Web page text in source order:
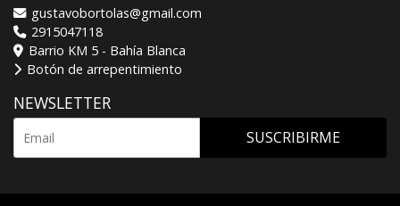
gustavobortolas@gmail.com
2915047118
Barrio KM 5 - Bahía Blanca
Botón de arrepentimiento
NEWSLETTER
SUSCRIBIRME